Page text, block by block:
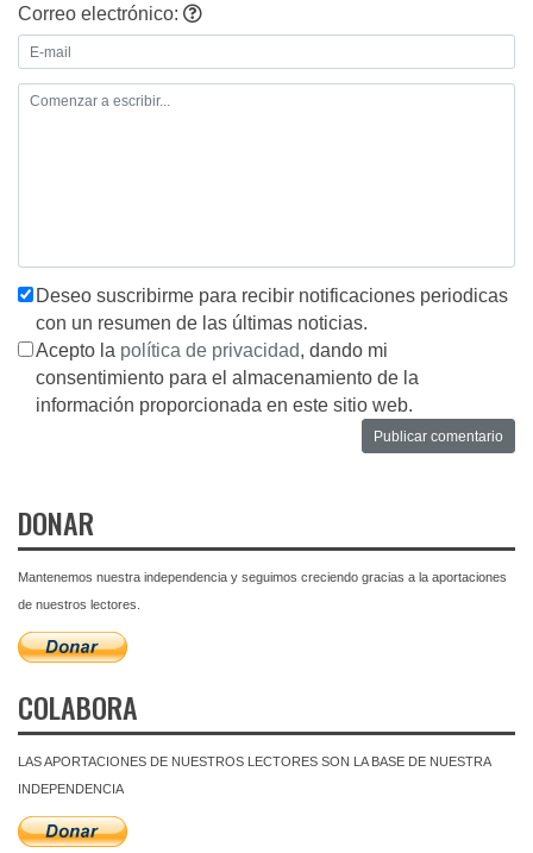
Correo electrónico:
Deseo suscribirme para recibir notificaciones periodicas
con un resumen de las últimas noticias.
Acepto la política de privacidad, dando mi
consentimiento para el almacenamiento de la
información proporcionada en este sitio web.
DONAR
Mantenemos nuestra independencia y seguimos creciendo gracias a la aportaciones
de nuestros lectores.
COLABORA
LAS APORTACIONES DE NUESTROS LECTORES SON LA BASE DE NUESTRA
INDEPENDENCIA